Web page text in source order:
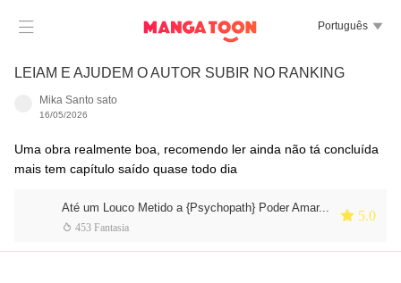
 Português 
LEIAM E AJUDEM O AUTOR SUBIR NO RANKING
Mika Santo sato
16/05/2026
Uma obra realmente boa, recomendo ler ainda não tá concluída
mais tem capítulo saído quase todo dia
Até um Louco Metido a {Psychopath} Poder Amar...
 453 Fantasia
 5.0